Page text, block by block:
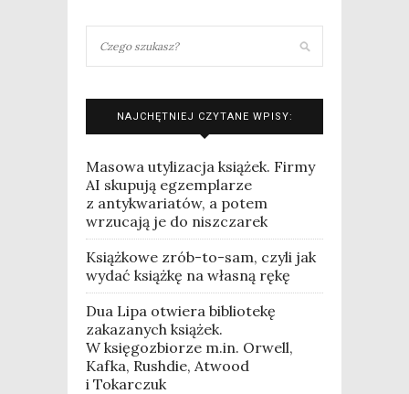
NAJCHĘTNIEJ CZYTANE WPISY:
Masowa utylizacja książek. Firmy
AI skupują egzemplarze
z antykwariatów, a potem
wrzucają je do niszczarek
Książkowe zrób-to-sam, czyli jak
wydać książkę na własną rękę
Dua Lipa otwiera bibliotekę
zakazanych książek.
W księgozbiorze m.in. Orwell,
Kafka, Rushdie, Atwood
i Tokarczuk